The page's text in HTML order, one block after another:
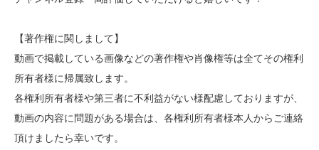
【著作権に関しまして】
動画で掲載している画像などの著作権や肖像権等は全てその権利
所有者様に帰属致します。
各権利所有者様や第三者に不利益がない様配慮しておりますが、
動画の内容に問題がある場合は、各権利所有者様本人からご連絡
頂けましたら幸いです。